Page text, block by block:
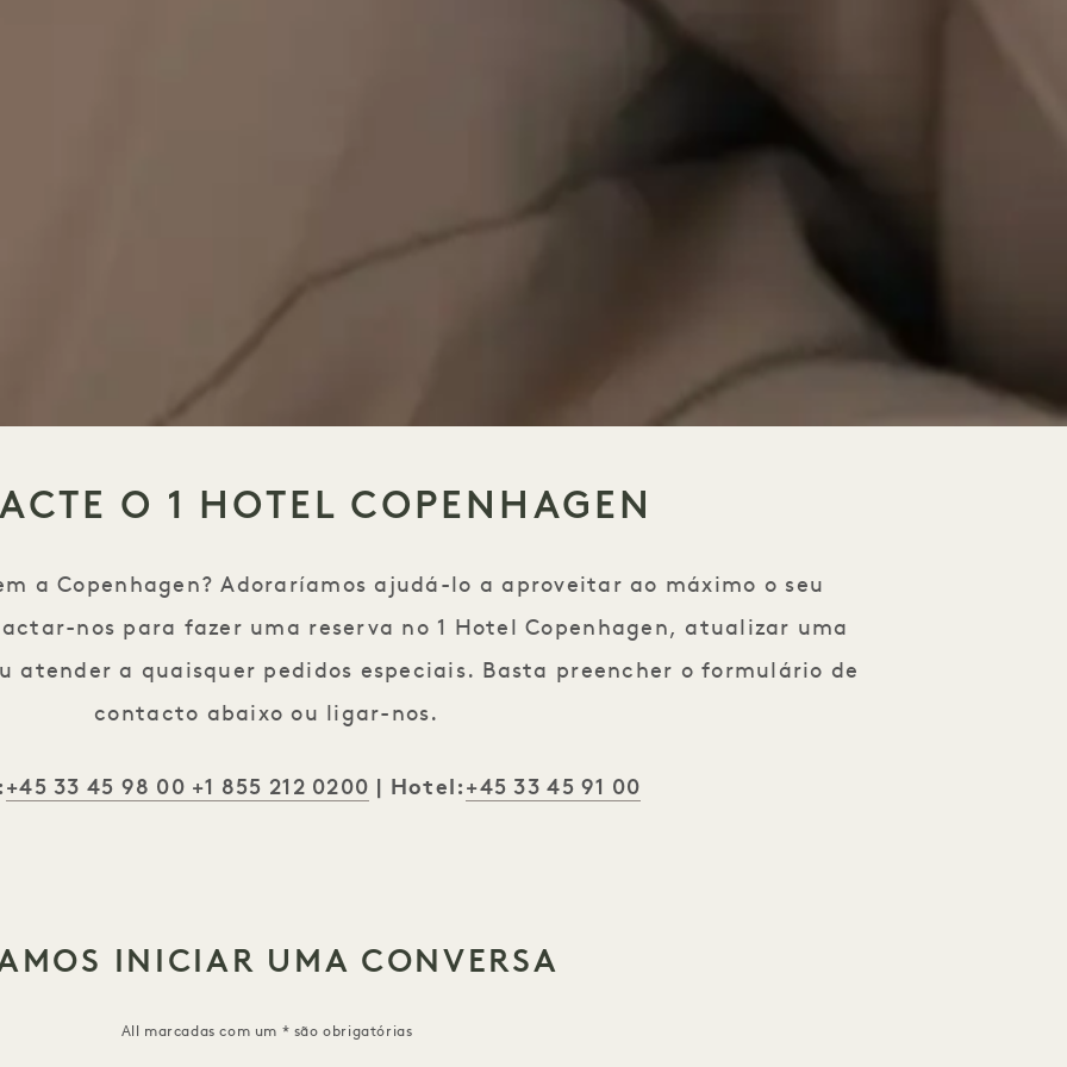
O 1 HOTEL COPENHAGEN
a Copenhagen? Adoraríamos ajudá-lo a aproveitar ao máximo o seu
nos para fazer uma reserva no 1 Hotel Copenhagen, atualizar uma
atender a quaisquer pedidos especiais. Basta preencher o formulário de
contacto abaixo ou ligar-nos.
+45 33 45 98 00 +1 855 212 0200 | Hotel: +45 33 45 91 00
INICIAR UMA CONVERSA
All marcadas com um * são obrigatórias